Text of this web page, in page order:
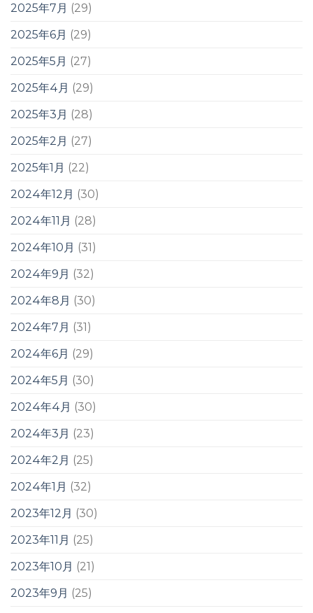
2025年7月 (29)
2025年6月 (29)
2025年5月 (27)
2025年4月 (29)
2025年3月 (28)
2025年2月 (27)
2025年1月 (22)
2024年12月 (30)
2024年11月 (28)
2024年10月 (31)
2024年9月 (32)
2024年8月 (30)
2024年7月 (31)
2024年6月 (29)
2024年5月 (30)
2024年4月 (30)
2024年3月 (23)
2024年2月 (25)
2024年1月 (32)
2023年12月 (30)
2023年11月 (25)
2023年10月 (21)
2023年9月 (25)